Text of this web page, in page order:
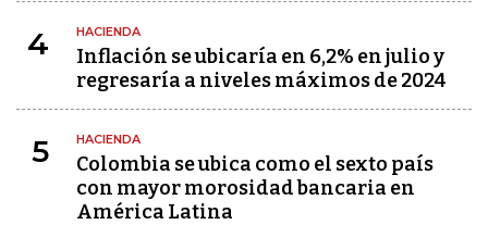
4 HACIENDA
Inflación se ubicaría en 6,2% en julio y
regresaría a niveles máximos de 2024
5 HACIENDA
Colombia se ubica como el sexto país
con mayor morosidad bancaria en
América Latina